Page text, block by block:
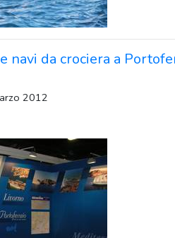
da crociera a
2012